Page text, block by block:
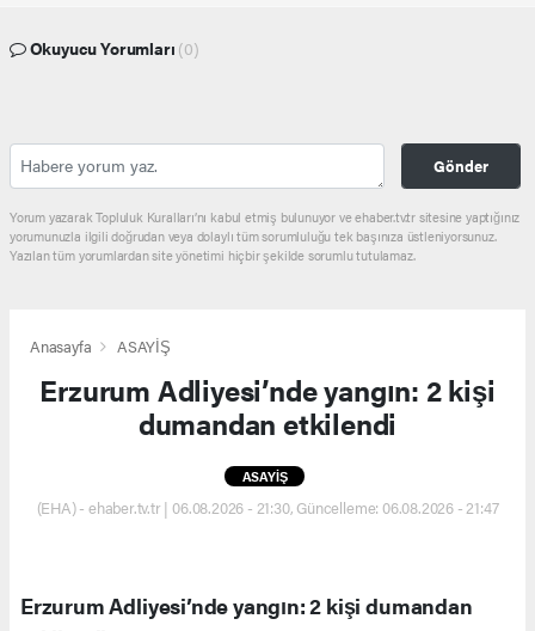
Okuyucu Yorumları (0)
Gönder
Yorum yazarak Topluluk Kuralları’nı kabul etmiş bulunuyor ve ehaber.tv.tr sitesine yaptığınız
yorumunuzla ilgili doğrudan veya dolaylı tüm sorumluluğu tek başınıza üstleniyorsunuz.
Yazılan tüm yorumlardan site yönetimi hiçbir şekilde sorumlu tutulamaz.
Anasayfa ASAYİŞ
Erzurum Adliyesi’nde yangın: 2 kişi
dumandan etkilendi
ASAYİŞ
(EHA) - ehaber.tv.tr | 06.08.2026 - 21:30, Güncelleme: 06.08.2026 - 21:47
Erzurum Adliyesi’nde yangın: 2 kişi dumandan